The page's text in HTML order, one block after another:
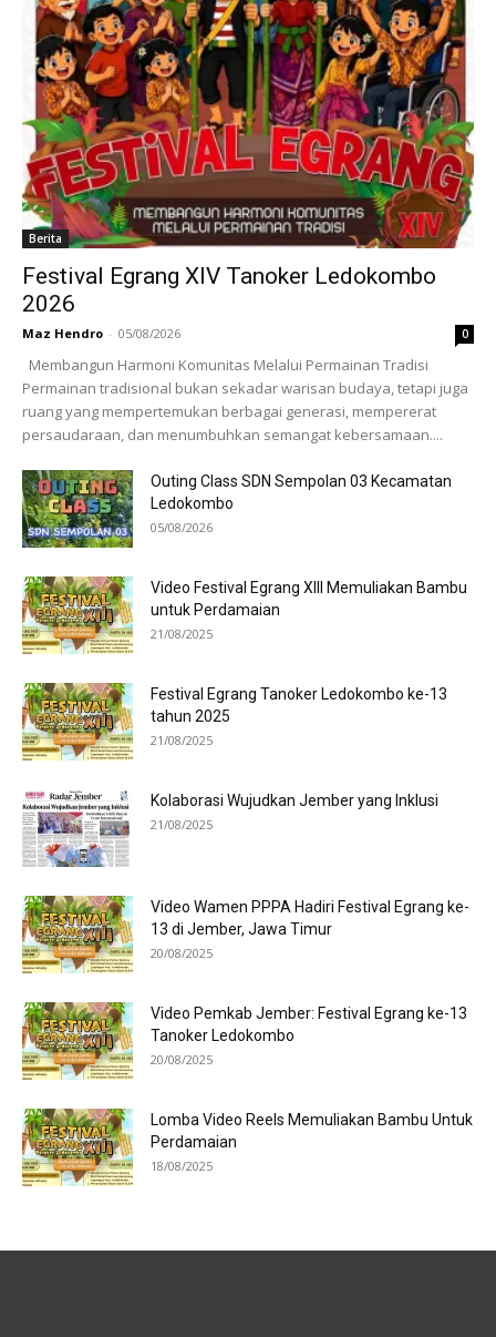
Berita
Festival Egrang XIV Tanoker Ledokombo
2026
Maz Hendro - 05/08/2026 0
Membangun Harmoni Komunitas Melalui Permainan Tradisi
Permainan tradisional bukan sekadar warisan budaya, tetapi juga
ruang yang mempertemukan berbagai generasi, mempererat
persaudaraan, dan menumbuhkan semangat kebersamaan....
Outing Class SDN Sempolan 03 Kecamatan
Ledokombo
05/08/2026
Video Festival Egrang XIII Memuliakan Bambu
untuk Perdamaian
21/08/2025
Festival Egrang Tanoker Ledokombo ke-13
tahun 2025
21/08/2025
Kolaborasi Wujudkan Jember yang Inklusi
21/08/2025
Video Wamen PPPA Hadiri Festival Egrang ke-
13 di Jember, Jawa Timur
20/08/2025
Video Pemkab Jember: Festival Egrang ke-13
Tanoker Ledokombo
20/08/2025
Lomba Video Reels Memuliakan Bambu Untuk
Perdamaian
18/08/2025